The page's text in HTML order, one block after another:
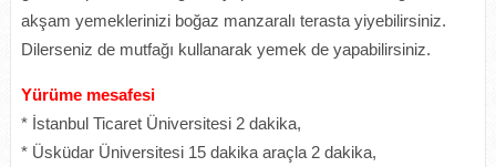
akşam yemeklerinizi boğaz manzaralı terasta yiyebilirsiniz.
Dilerseniz de mutfağı kullanarak yemek de yapabilirsiniz.
Yürüme mesafesi
* İstanbul Ticaret Üniversitesi 2 dakika,
* Üsküdar Üniversitesi 15 dakika araçla 2 dakika,